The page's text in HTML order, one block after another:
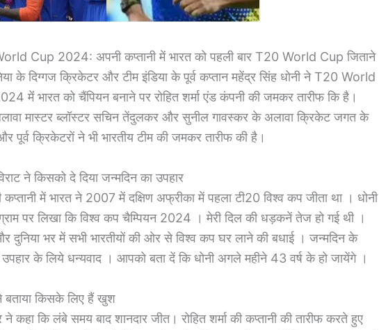
Cup 2024: अपनी कप्तानी में भारत को पहली बार T20 World Cup जिताने
के दिग्गज क्रिकेटर और टीम इंडिया के पूर्व कप्तान महेंद्र सिंह धोनी ने T20 World
मेंं भारत को चैंपियन बनाने पर रोहित शर्मा एंड कंपनी की जमकर तारीफ कि है।
मास्टर ब्लॉस्टर सचिन तेंदुलकर और सुनील गावस्कर के अलावा क्रिकेट जगत के
पूर्व क्रिकेटरों ने भी भारतीय टीम की जमकर तारीफ की है।
ने किसको दे दिया जन्मदिन का उपहार
कप्तानी में भारत ने 2007 में दक्षिण अफ्रीका में पहला टी20 विश्व कप जीता था । धोनी
पर लिखा कि विश्व कप चैम्पियन 2024 । मेरी दिल की धड़कनें तेज हो गई थी ।
दुनिया भर में सभी भारतीयों की ओर से विश्व कप घर लाने की बधाई । जन्मदिन के
उपहार के लिये धन्यवाद । आपको बता दें कि धोनी अगले महीने 43 वर्ष के हो जायेंगे ।
बताया किसके लिए हैं खुश
ने कहा कि लंबे समय बाद शानदार जीत। रोहित शर्मा की कप्तानी की तारीफ करते हुए